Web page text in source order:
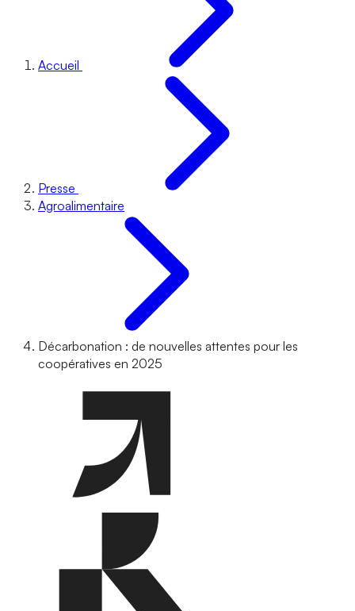
Accueil
Presse
Agroalimentaire
Décarbonation : de nouvelles attentes pour les
coopératives en 2025